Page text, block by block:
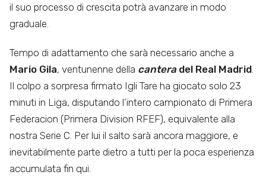
il suo processo di crescita potrà avanzare in modo
graduale.
Tempo di adattamento che sarà necessario anche a
Mario Gila, ventunenne della cantera del Real Madrid
Il colpo a sorpresa firmato Igli Tare ha giocato solo 23
minuti in Liga, disputando l’intero campionato di Primera
Federacion (Primera Division RFEF), equivalente alla
nostra Serie C. Per lui il salto sarà ancora maggiore, e
inevitabilmente parte dietro a tutti per la poca esperienza
accumulata fin qui.